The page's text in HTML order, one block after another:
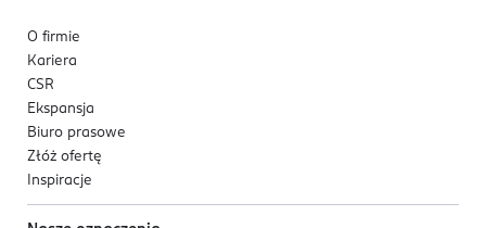
O firmie
Kariera
CSR
Ekspansja
Biuro prasowe
Złóż ofertę
Inspiracje